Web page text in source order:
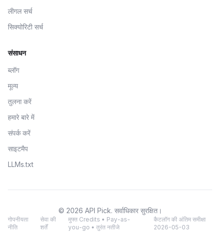
लीगल सर्च
सिक्योरिटी सर्च
संसाधन
ब्लॉग
मूल्य
तुलना करें
हमारे बारे में
संपर्क करें
साइटमैप
LLMs.txt
© 2026 API Pick. सर्वाधिकार सुरक्षित।
गोपनीयता
नीति
सेवा की
शर्तें
मुफ्त Credits • Pay-as-
you-go • तुरंत नतीजे
कैटलॉग की अंतिम समीक्षा
2026-05-03